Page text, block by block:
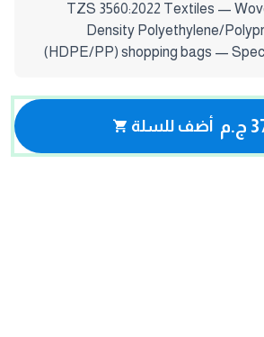
TZS 3560:2022 Textiles —
Density Polyethylene/
(HDPE/PP) shopping bags —
أضف للسلة